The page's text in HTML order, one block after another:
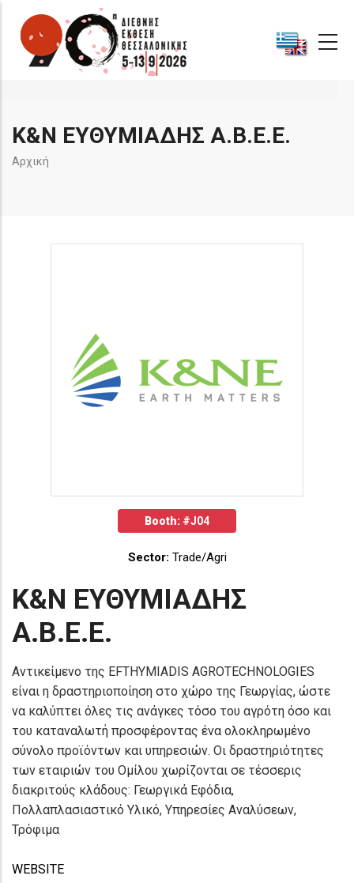
Παράκαμψη
προς
Κ&Ν ΕΥΘΥΜΙΑΔΗΣ Α.Β.Ε.Ε.
Breadcrumb
Αρχική
Booth: #J04
Sector: Trade/Agri
Κ&Ν ΕΥΘΥΜΙΑΔΗΣ
Α.Β.Ε.Ε.
Αντικείμενο της EFTHYMIADIS AGROTECHNOLOGIES
είναι η δραστηριοποίηση στο χώρο της Γεωργίας, ώστε
να καλύπτει όλες τις ανάγκες τόσο του αγρότη όσο και
του καταναλωτή προσφέροντας ένα ολοκληρωμένο
σύνολο προϊόντων και υπηρεσιών. Οι δραστηριότητες
των εταιριών του Ομίλου χωρίζονται σε τέσσερις
διακριτούς κλάδους: Γεωργικά Εφόδια,
Πολλαπλασιαστικό Υλικό, Υπηρεσίες Αναλύσεων,
Τρόφιμα
WEBSITE